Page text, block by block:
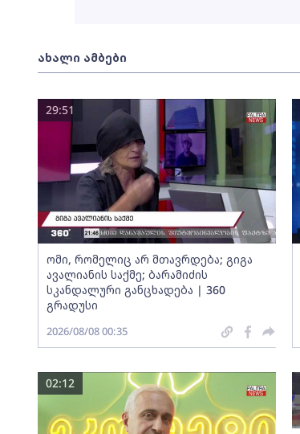
ახალი ამბები
ომი, რომელიც არ მთავრდება; გიგა
ავალიანის საქმე; ბარამიძის
სკანდალური განცხადება | 360
გრადუსი
29:51
2026/08/08 00:35
02:12